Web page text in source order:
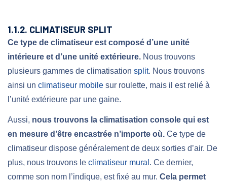
1.1.2. CLIMATISEUR SPLIT
Ce type de climatiseur est composé d’une unité
intérieure et d’une unité extérieure. Nous trouvons
plusieurs gammes de climatisation split. Nous trouvons
ainsi un climatiseur mobile sur roulette, mais il est relié à
l’unité extérieure par une gaine.
Aussi, nous trouvons la climatisation console qui est
en mesure d’être encastrée n’importe où. Ce type de
climatiseur dispose généralement de deux sorties d’air. De
plus, nous trouvons le climatiseur mural . Ce dernier,
comme son nom l’indique, est fixé au mur. Cela permet